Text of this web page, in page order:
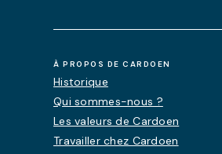
À PROPOS DE CARDOEN
Historique
Qui sommes-nous ?
Les valeurs de Cardoen
Travailler chez Cardoen